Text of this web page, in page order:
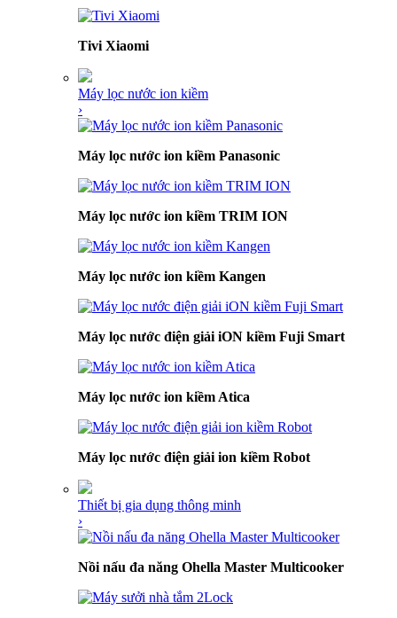
Tivi Xiaomi
Máy lọc nước ion kiềm
›
Máy lọc nước ion kiềm Panasonic
Máy lọc nước ion kiềm TRIM ION
Máy lọc nước ion kiềm Kangen
Máy lọc nước điện giải iON kiềm Fuji Smart
Máy lọc nước ion kiềm Atica
Máy lọc nước điện giải ion kiềm Robot
Thiết bị gia dụng thông minh
›
Nồi nấu đa năng Ohella Master Multicooker